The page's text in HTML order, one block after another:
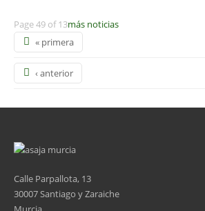
Page 49 of 13
« primera
‹ anterior
6
7
más noticias
Calle Parpallota, 13
30007 Santiago y Zaraiche